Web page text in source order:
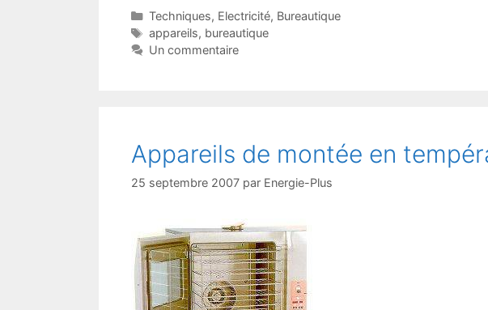
Catégories
Techniques, Electricité, Bureautique
Étiquettes
appareils, bureautique
Un commentaire
Appareils de montée en
25 septembre 2007 par Energie-Plus